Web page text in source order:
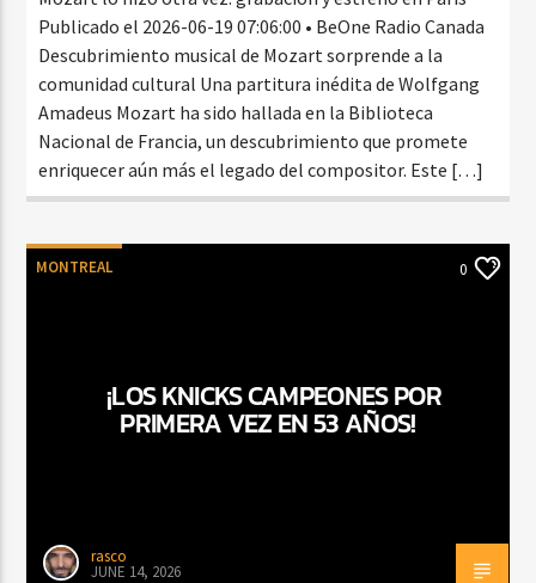
Publicado el 2026-06-19 07:06:00 • BeOne Radio Canada
Descubrimiento musical de Mozart sorprende a la
comunidad cultural Una partitura inédita de Wolfgang
Amadeus Mozart ha sido hallada en la Biblioteca
Nacional de Francia, un descubrimiento que promete
enriquecer aún más el legado del compositor. Este […]
MONTREAL 0
¡LOS KNICKS CAMPEONES POR
PRIMERA VEZ EN 53 AÑOS!
rasco
JUNE 14, 2026